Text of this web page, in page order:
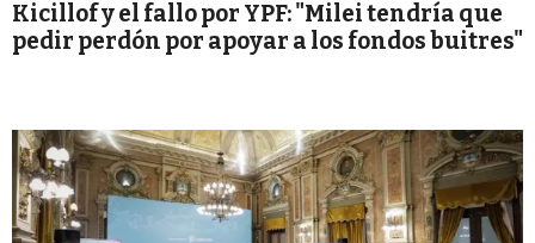
Kicillof y el fallo por YPF: "Milei tendría que
pedir perdón por apoyar a los fondos buitres"